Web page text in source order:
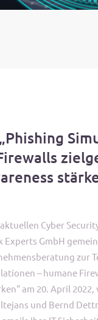
Cyber
Experts GmbH
zur
– humane
am 20. April 2022,
und Bernd